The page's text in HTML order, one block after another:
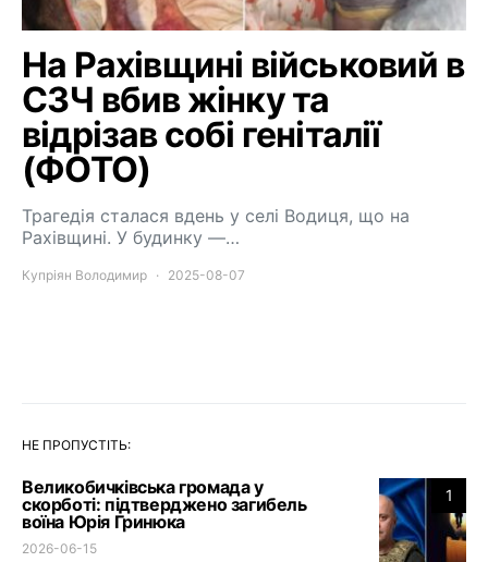
На Рахівщині військовий в
СЗЧ вбив жінку та
відрізав собі геніталії
(ФОТО)
Трагедія сталася вдень у селі Водиця, що на
Рахівщині. У будинку —…
Купріян Володимир 2025-08-07
НЕ ПРОПУСТІТЬ:
1
Великобичківська громада у
скорботі: підтверджено загибель
воїна Юрія Гринюка
2026-06-15